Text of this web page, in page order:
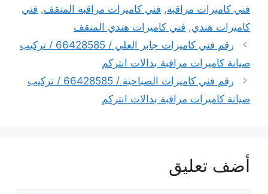
فني كاميرات مراقبة, فني كاميرات مراقبة المنقف, فني
كاميرات هندي, فني كاميرات هندي المنقف
رقم فني كاميرات جابر العلي / 66428585 / تركيب
صيانة كاميرات مراقبة بدالات انتركم
رقم فني كاميرات الصباحية / 66428585 / تركيب
صيانة كاميرات مراقبة بدالات انتركم
أضف تعليق